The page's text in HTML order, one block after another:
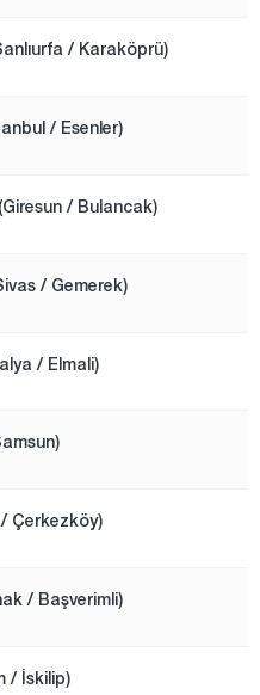
/ Karaköprü)
/ Esenler)
(Giresun / Bulancak)
/ Gemerek)
/ Elmali)
Çerkezköy)
/ Başverimli)
/ İskilip)